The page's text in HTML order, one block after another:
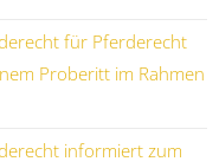
für Pferderecht
Proberitt im Rahmen
informiert zum